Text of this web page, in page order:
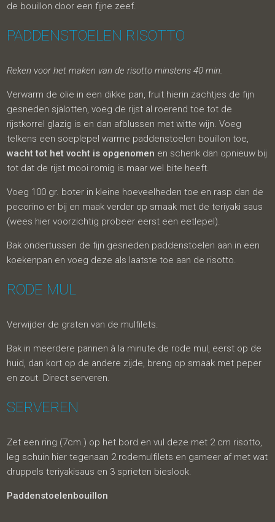
de bouillon door een fijne zeef.
PADDENSTOELEN RISOTTO
Reken voor het maken van de risotto minstens 40 min.
Verwarm de olie in een dikke pan, fruit hierin zachtjes de fijn
gesneden sjalotten, voeg de rijst al roerend toe tot de
rijstkorrel glazig is en dan afblussen met witte wijn. Voeg
telkens een soeplepel warme paddenstoelen bouillon toe,
wacht tot het vocht is opgenomen en schenk dan opnieuw bij
tot dat de rijst mooi romig is maar wel bite heeft.
Voeg 100 gr. boter in kleine hoeveelheden toe en rasp dan de
pecorino er bij en maak verder op smaak met de teriyaki saus
(wees hier voorzichtig probeer eerst een eetlepel).
Bak ondertussen de fijn gesneden paddenstoelen aan in een
koekenpan en voeg deze als laatste toe aan de risotto.
RODE MUL
Verwijder de graten van de mulfilets.
Bak in meerdere pannen à la minute de rode mul, eerst op de
huid, dan kort op de andere zijde, breng op smaak met peper
en zout. Direct serveren.
SERVEREN
Zet een ring (7cm.) op het bord en vul deze met 2 cm risotto,
leg schuin hier tegenaan 2 rodemulfilets en garneer af met wat
druppels teriyakisaus en 3 sprieten bieslook.
Paddenstoelenbouillon